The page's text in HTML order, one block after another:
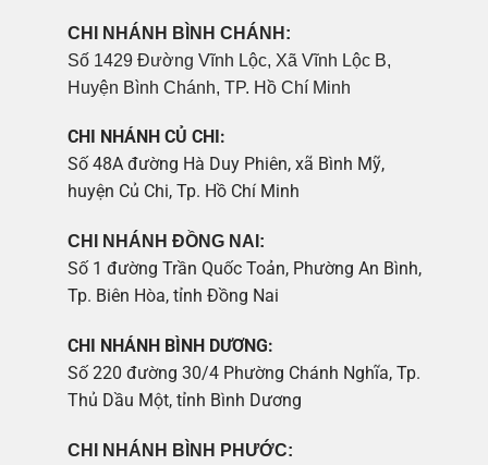
CHI NHÁNH BÌNH CHÁNH:
Số 1429 Đường Vĩnh Lộc, Xã Vĩnh Lộc B,
Huyện Bình Chánh, TP. Hồ Chí Minh
CHI NHÁNH CỦ CHI:
Số 48A đường Hà Duy Phiên, xã Bình Mỹ,
huyện Củ Chi, Tp. Hồ Chí Minh
CHI NHÁNH ĐỒNG NAI:
Số 1 đường Trần Quốc Toản, Phường An Bình,
Tp. Biên Hòa, tỉnh Đồng Nai
CHI NHÁNH BÌNH DƯƠNG:
Số 220 đường 30/4 Phường Chánh Nghĩa, Tp.
Thủ Dầu Một, tỉnh Bình Dương
CHI NHÁNH BÌNH PHƯỚC: